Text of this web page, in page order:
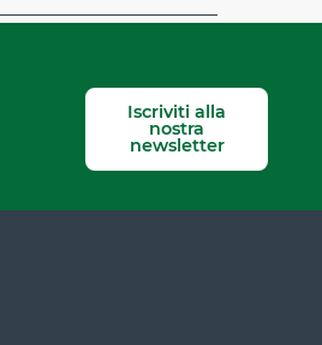
Iscriviti alla
nostra
newsletter